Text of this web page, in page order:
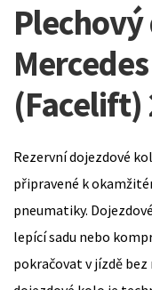
(Facelift)
Rezervní dojezdové
připravené k
pneumatiky.
lepící sadu nebo
pokračovat v jízdě